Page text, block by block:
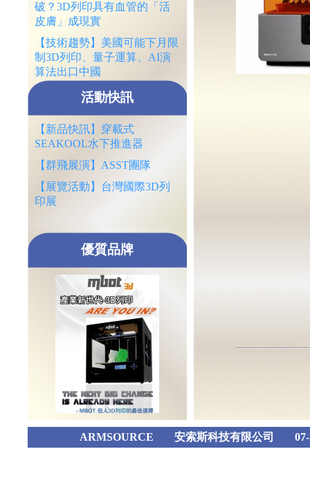
破？3D列印具有血管的「活
皮膚」成現實
【技術趨勢】美國可能下月限
制3D列印、量子運算、AI演
算法出口中國
活動快訊
【新品快訊】穿載式
SEAKOOL水下推進器
【群飛展演】ASST團隊
【展覽活動】台灣國際3D列
印展
優質品牌
ARMSOURCE 安索斯科技有限公司